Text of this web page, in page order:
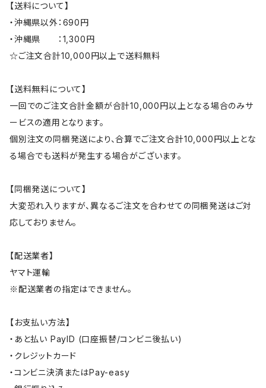
【送料について】
・沖縄県以外：690円
・沖縄県 ：1,300円
☆ご注文合計10,000円以上で送料無料
【送料無料について】
一回でのご注文合計金額が合計10,000円以上となる場合のみサ
ービスの適用となります。
個別注文の同梱発送により、合算でご注文合計10,000円以上とな
る場合でも送料が発生する場合がございます。
【同梱発送について】
大変恐れ入りますが、異なるご注文を合わせての同梱発送はご対
応しておりません。
【配送業者】
ヤマト運輸
※配送業者の指定はできません。
【お支払い方法】
・あと払い PayID (口座振替/コンビニ後払い)
・クレジットカード
・コンビニ決済またはPay-easy